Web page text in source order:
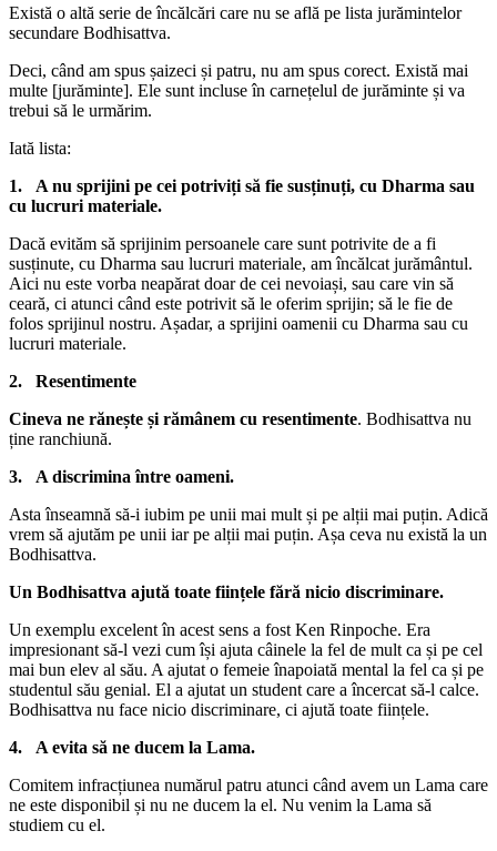
Există o altă serie de încălcări care nu se află pe lista jurămintelor
secundare Bodhisattva.
Deci, când am spus șaizeci și patru, nu am spus corect. Există mai
multe [jurăminte]. Ele sunt incluse în carnețelul de jurăminte și va
trebui să le urmărim.
Iată lista:
1. A nu sprijini pe cei potriviți să fie susținuți, cu Dharma sau
cu lucruri materiale.
Dacă evităm să sprijinim persoanele care sunt potrivite de a fi
susținute, cu Dharma sau lucruri materiale, am încălcat jurământul.
Aici nu este vorba neapărat doar de cei nevoiași, sau care vin să
ceară, ci atunci când este potrivit să le oferim sprijin; să le fie de
folos sprijinul nostru. Așadar, a sprijini oamenii cu Dharma sau cu
lucruri materiale.
2. Resentimente
Cineva ne rănește și rămânem cu resentimente. Bodhisattva nu
ține ranchiună.
3. A discrimina între oameni.
Asta înseamnă să-i iubim pe unii mai mult și pe alții mai puțin. Adică
vrem să ajutăm pe unii iar pe alții mai puțin. Așa ceva nu există la un
Bodhisattva.
Un Bodhisattva ajută toate ființele fără nicio discriminare.
Un exemplu excelent în acest sens a fost Ken Rinpoche. Era
impresionant să-l vezi cum își ajuta câinele la fel de mult ca și pe cel
mai bun elev al său. A ajutat o femeie înapoiată mental la fel ca și pe
studentul său genial. El a ajutat un student care a încercat să-l calce.
Bodhisattva nu face nicio discriminare, ci ajută toate ființele.
4. A evita să ne ducem la Lama.
Comitem infracțiunea numărul patru atunci când avem un Lama care
ne este disponibil și nu ne ducem la el. Nu venim la Lama să
studiem cu el.